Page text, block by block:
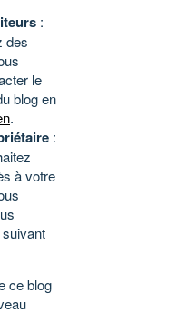
:
des
le
blog en
.
:
à votre
ce blog